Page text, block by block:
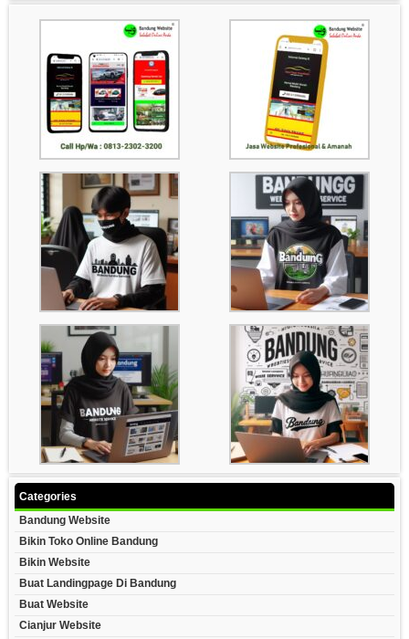
Categories
Bandung Website
Bikin Toko Online Bandung
Bikin Website
Buat Landingpage Di Bandung
Buat Website
Cianjur Website